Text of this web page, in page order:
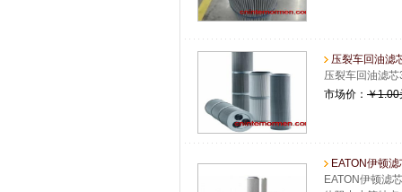
压裂车回油滤
压裂车回油滤
市场价： ￥1.00
EATON伊顿
EATON伊顿滤